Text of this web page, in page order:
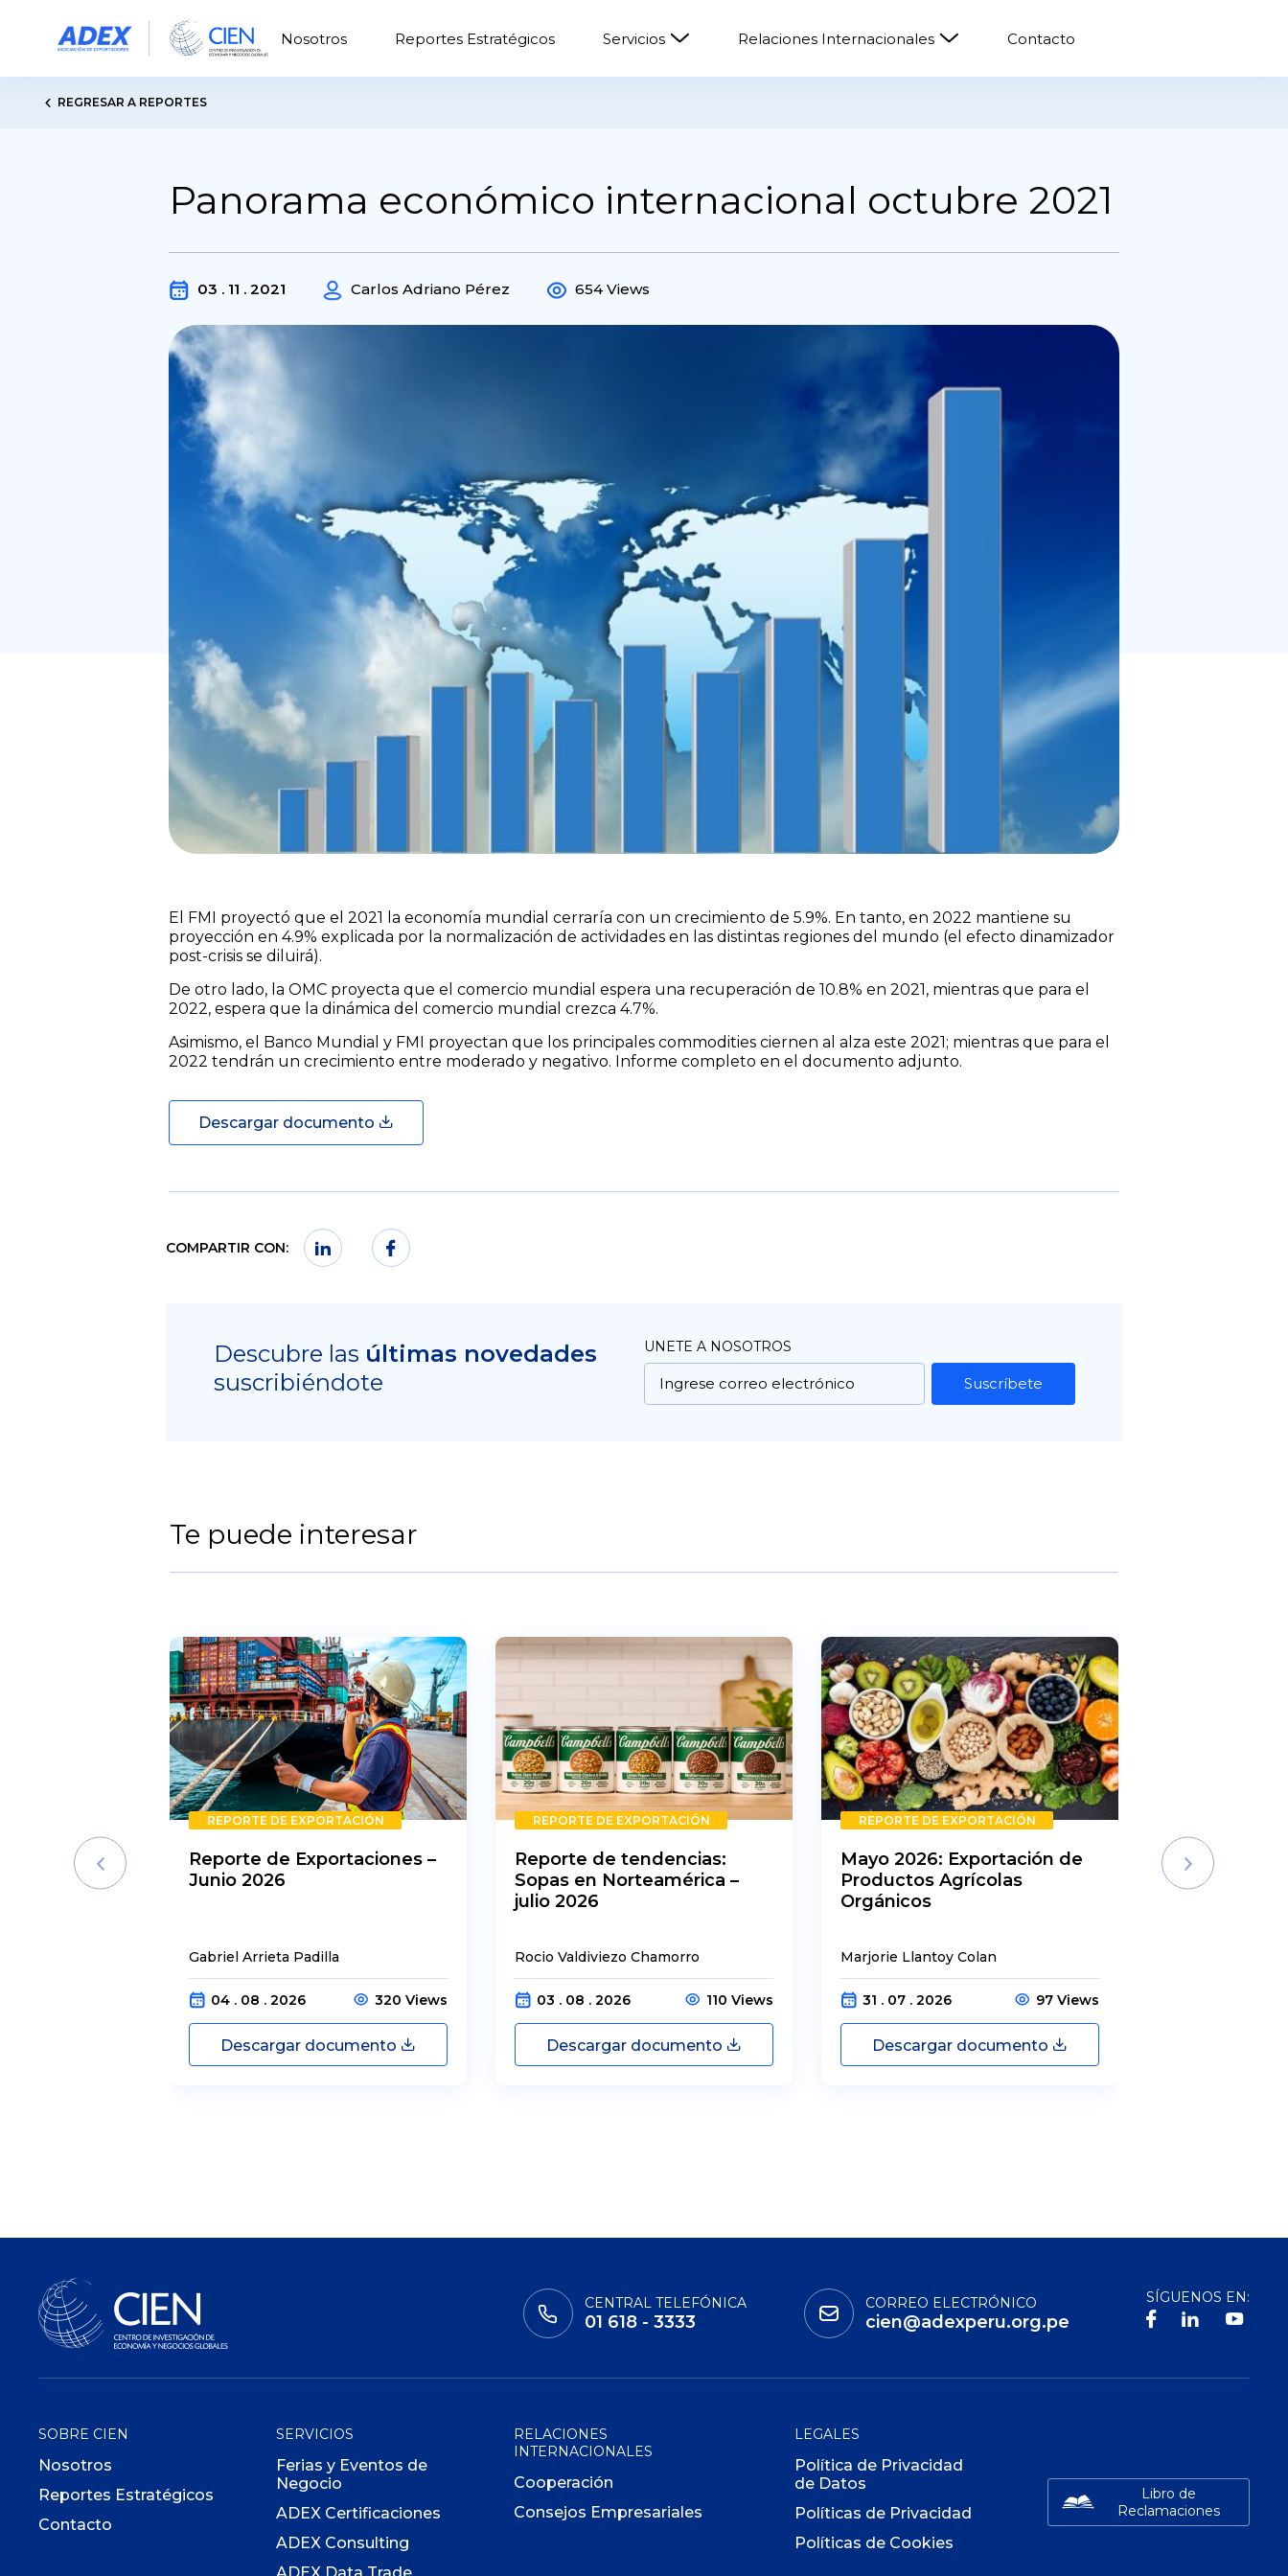
Nosotros Reportes Estratégicos Servicios Relaciones Internacionales Contacto
REGRESAR A REPORTES
Panorama económico internacional octubre 2021
03 . 11 . 2021 Carlos Adriano Pérez 654 Views
El FMI proyectó que el 2021 la economía mundial cerraría con un crecimiento de 5.9%. En tanto, en 2022 mantiene su
proyección en 4.9% explicada por la normalización de actividades en las distintas regiones del mundo (el efecto dinamizador
post-crisis se diluirá).
De otro lado, la OMC proyecta que el comercio mundial espera una recuperación de 10.8% en 2021, mientras que para el
2022, espera que la dinámica del comercio mundial crezca 4.7%.
Asimismo, el Banco Mundial y FMI proyectan que los principales commodities ciernen al alza este 2021; mientras que para el
2022 tendrán un crecimiento entre moderado y negativo. Informe completo en el documento adjunto.
Descargar documento
COMPARTIR CON:
Descubre las últimas novedades
suscribiéndote
UNETE A NOSOTROS
Suscríbete
Te puede interesar
REPORTE DE EXPORTACIÓN
Reporte de Exportaciones –
Junio 2026
Gabriel Arrieta Padilla
04 . 08 . 2026 320 Views
Descargar documento
REPORTE DE EXPORTACIÓN
Reporte de tendencias:
Sopas en Norteamérica –
julio 2026
Rocio Valdiviezo Chamorro
03 . 08 . 2026 110 Views
Descargar documento
REPORTE DE EXPORTACIÓN
Mayo 2026: Exportación de
Productos Agrícolas
Orgánicos
Marjorie Llantoy Colan
31 . 07 . 2026 97 Views
Descargar documento
Rechazos
Semestre
CENTRAL TELEFÓNICA
01 618 - 3333
CORREO ELECTRÓNICO
cien@adexperu.org.pe
SÍGUENOS EN:
SOBRE CIEN
Nosotros
Reportes Estratégicos
Contacto
SERVICIOS
Ferias y Eventos de
Negocio
ADEX Certificaciones
ADEX Consulting
RELACIONES
INTERNACIONALES
Cooperación
Consejos Empresariales
LEGALES
Política de Privacidad
de Datos
Políticas de Privacidad
Políticas de Cookies
Libro de
Reclamaciones